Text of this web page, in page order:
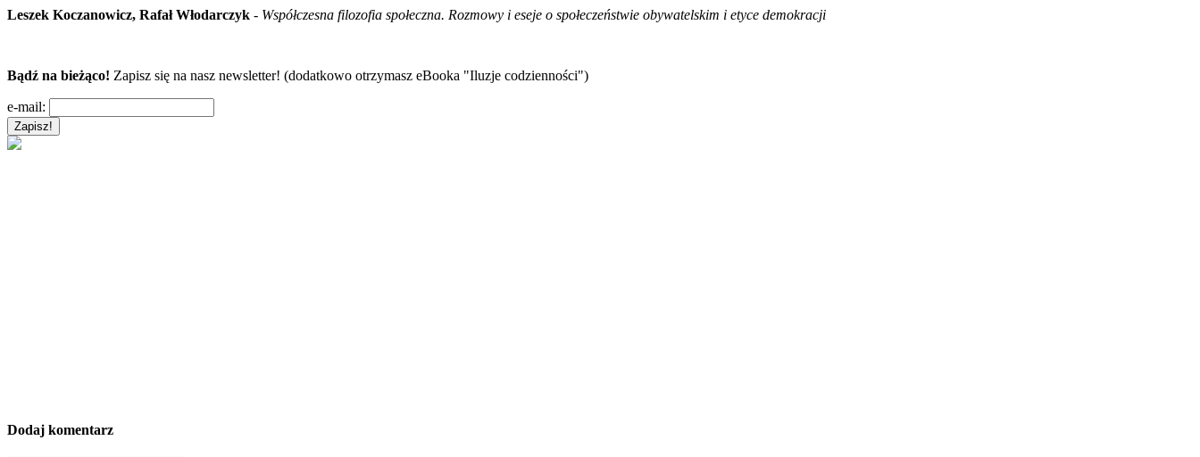
Leszek Koczanowicz, Rafał Włodarczyk - Współczesna filozofia społeczna. Rozmowy i eseje o społeczeństwie obywatelskim i etyce demokracji
Bądź na bieżąco! Zapisz się na nasz newsletter! (dodatkowo otrzymasz eBooka "Iluzje codzienności")
e-mail:
Dodaj komentarz